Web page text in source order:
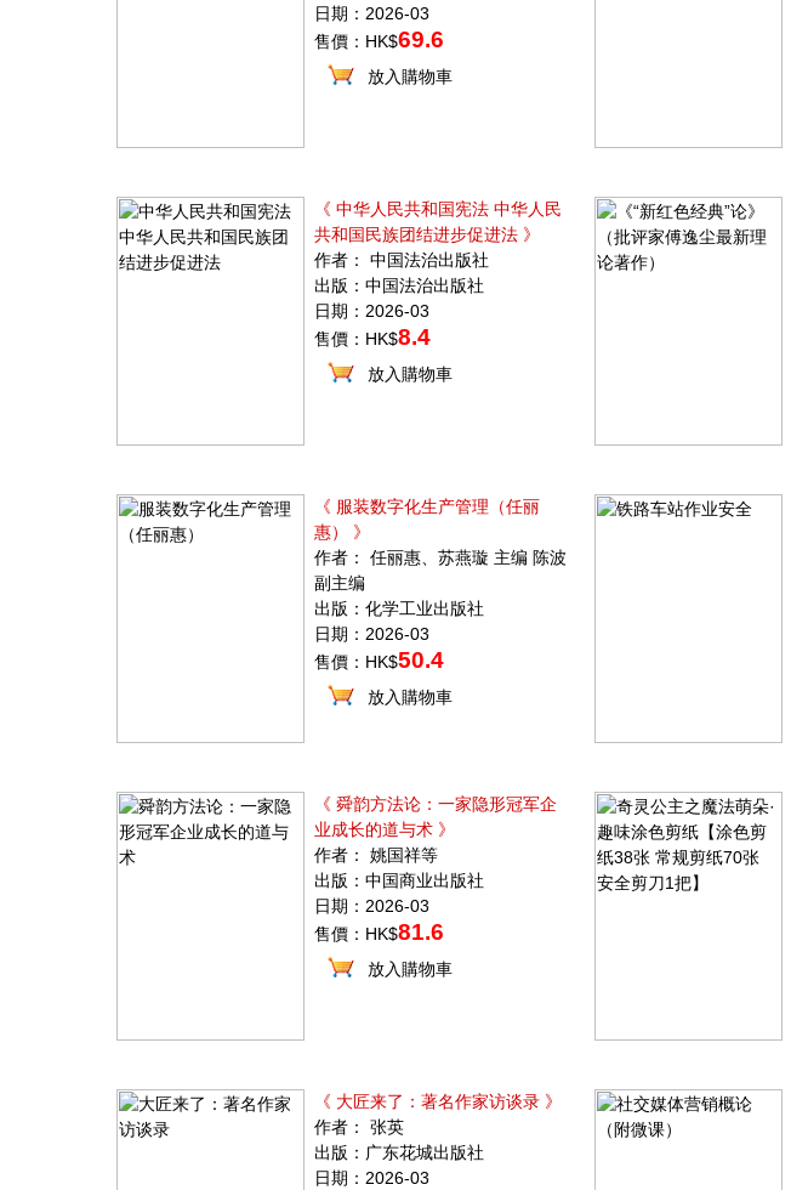
日期：2026-03
售價：HK$69.6
放入購物車
《 中华人民共和国宪法 中华人民
共和国民族团结进步促进法 》
作者： 中国法治出版社
出版：中国法治出版社
日期：2026-03
售價：HK$8.4
放入購物車
《 服装数字化生产管理（任丽
惠） 》
作者： 任丽惠、苏燕璇 主编 陈波
副主编
出版：化学工业出版社
日期：2026-03
售價：HK$50.4
放入購物車
《 舜韵方法论：一家隐形冠军企
业成长的道与术 》
作者： 姚国祥等
出版：中国商业出版社
日期：2026-03
售價：HK$81.6
放入購物車
《 大匠来了：著名作家访谈录 》
作者： 张英
出版：广东花城出版社
日期：2026-03